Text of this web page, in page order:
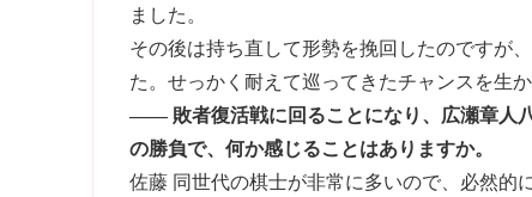
ました。
その後は持ち直して形勢を挽回したのですが
た。せっかく耐えて巡ってきたチャンスを生
―― 敗者復活戦に回ることになり、広瀬章人
の勝負で、何か感じることはありますか。
佐藤 同世代の棋士が非常に多いので、必然的